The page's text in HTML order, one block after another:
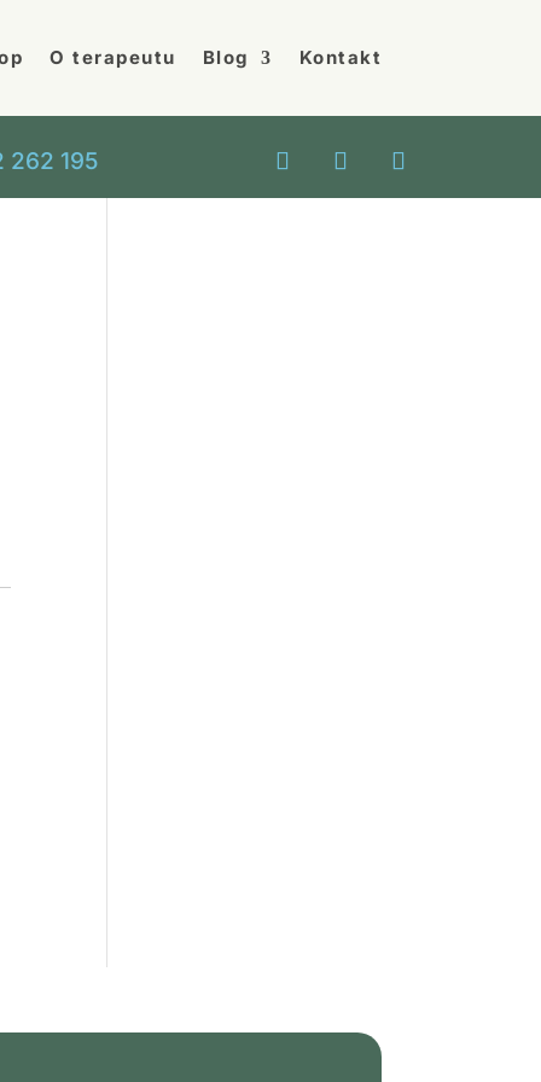
O terapeutu Blog Kontakt
262 195